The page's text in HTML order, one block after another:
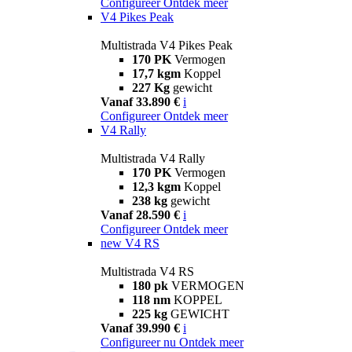
V4 Pikes Peak
Multistrada V4 Pikes Peak
170 PK Vermogen
17,7 kgm Koppel
227 Kg gewicht
Vanaf 33.890 € i
Configureer Ontdek meer
V4 Rally
Multistrada V4 Rally
170 PK Vermogen
12,3 kgm Koppel
238 kg gewicht
Vanaf 28.590 € i
Configureer Ontdek meer
new V4 RS
Multistrada V4 RS
180 pk VERMOGEN
118 nm KOPPEL
225 kg GEWICHT
Vanaf 39.990 € i
Configureer nu Ontdek meer